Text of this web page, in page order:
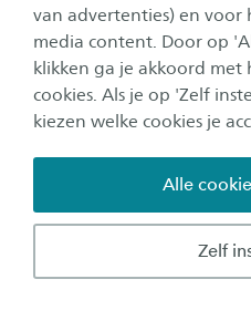
van advertenties) en voor
media content. Door op
klikken ga je akkoord met
cookies. Als je op 'Zelf
kiezen welke cookies je
Zelf
Alle
tonen
Responsieve
willen en
9 juni 2026 Leestijd: 4 Minuten
Onderzoeker Jouke Post
veelbesproken
loopbaan’. Jarenlang